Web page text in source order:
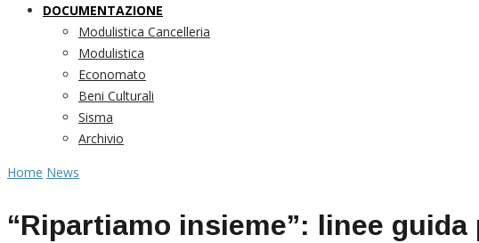
DOCUMENTAZIONE
Modulistica Cancelleria
Modulistica
Economato
Beni Culturali
Sisma
Archivio
Home News
“Ripartiamo insieme”: linee